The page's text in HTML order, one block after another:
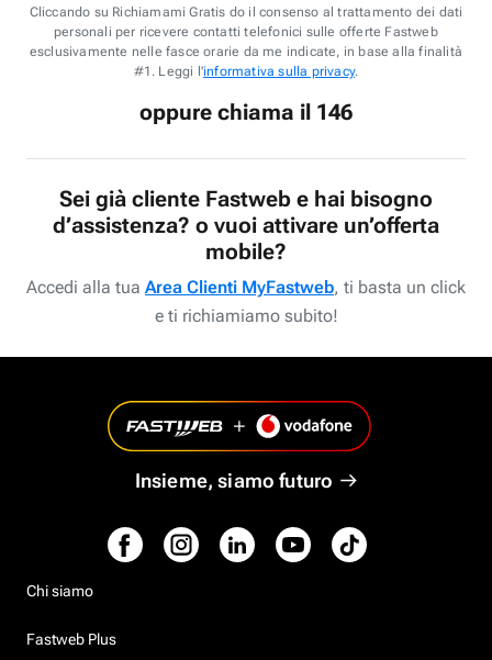
Cliccando su Richiamami Gratis do il consenso al trattamento dei dati
personali per ricevere contatti telefonici sulle offerte Fastweb
esclusivamente nelle fasce orarie da me indicate, in base alla finalità
#1. Leggi l'informativa sulla privacy.
oppure chiama il 146
Sei già cliente Fastweb e hai bisogno
d’assistenza? o vuoi attivare un’offerta
mobile?
Accedi alla tua Area Clienti MyFastweb, ti basta un click
e ti richiamiamo subito!
Insieme, siamo futuro
Chi siamo
Fastweb Plus